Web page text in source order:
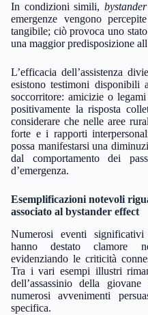
In condizioni simili,
emergenze vengono
tangibile; ciò provoca uno
una maggior predisposizione
L’efficacia dell’assistenza
esistono testimoni
soccorritore: amicizie o
positivamente la risposta
considerare che nelle aree
forte e i rapporti
possa manifestarsi una
dal comportamento dei
d’emergenza.
Esemplificazioni notevoli
associato al bystander effect
Numerosi eventi significativi
hanno destato clamore
evidenziando le criticità
Tra i vari esempi illustri
dell’assassinio della
numerosi avvenimenti
specifica.